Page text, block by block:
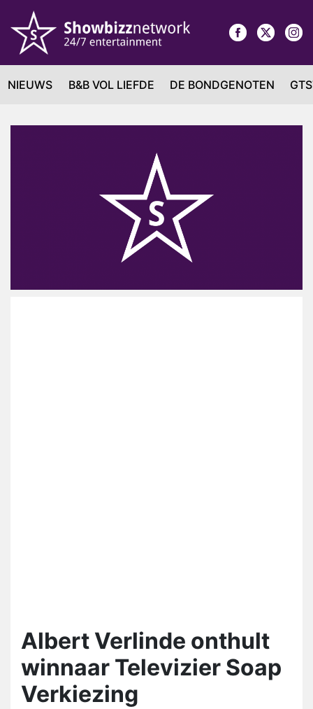
NIEUWS B&B VOL LIEFDE DE BONDGENOTEN
Albert Verlinde onthult
winnaar Televizier Soap
Verkiezing